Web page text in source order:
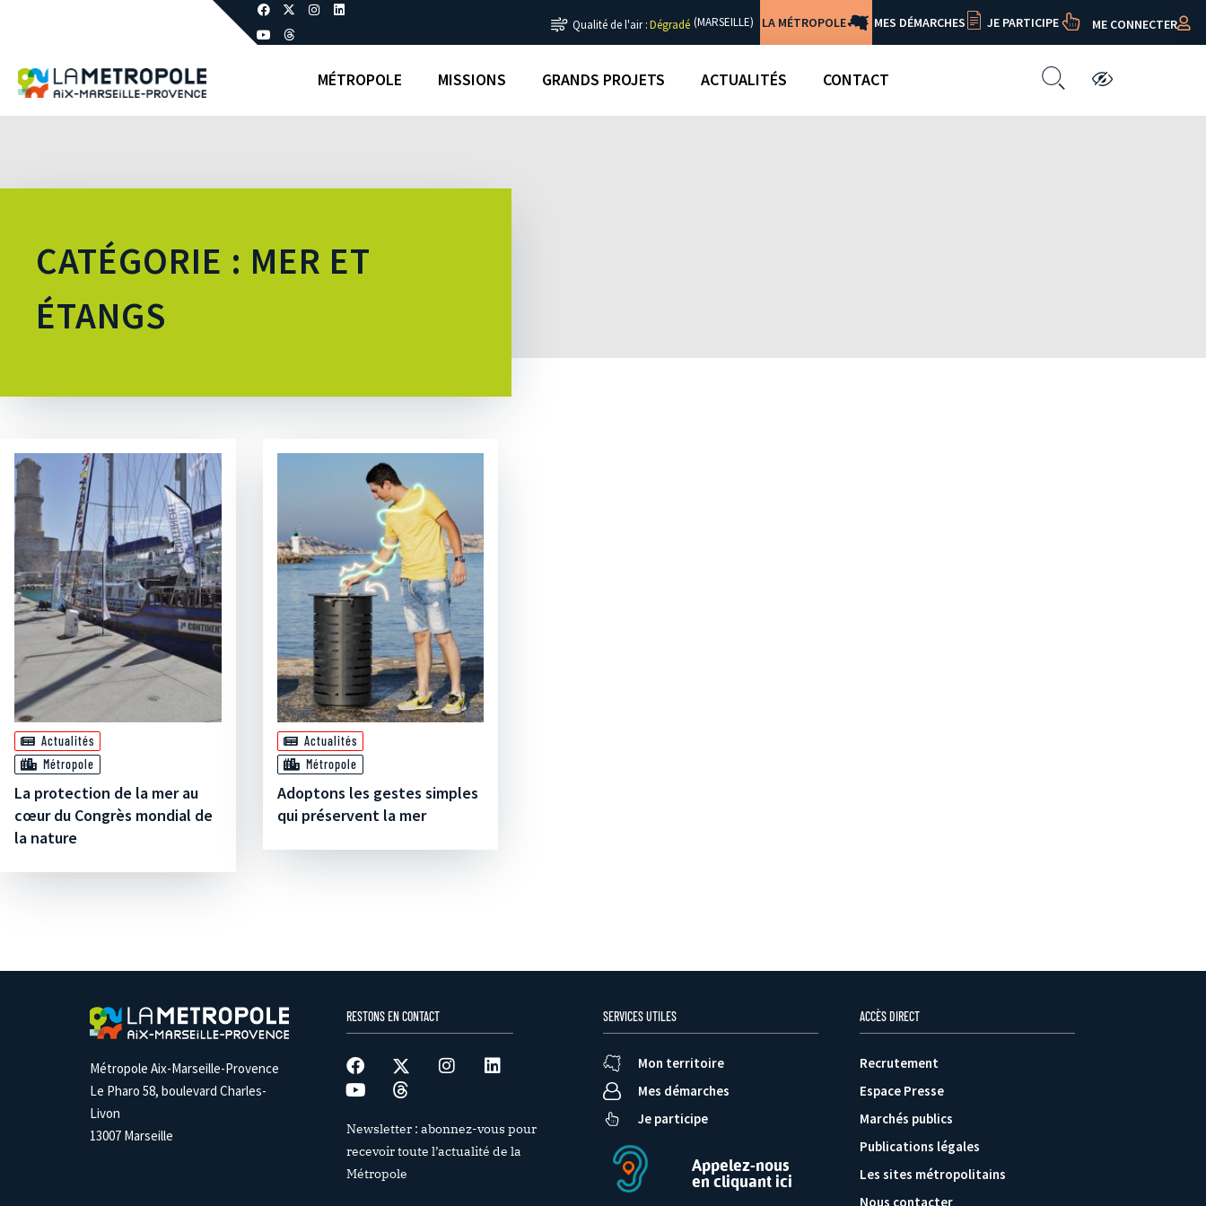
Qualité de l'air :Dégradé (MARSEILLE) LA MÉTROPOLE MES DÉMARCHES JE PARTICIPE ME CONNECTER
MÉTROPOLE MISSIONS GRANDS PROJETS ACTUALITÉS CONTACT
CATÉGORIE : MER ET
ÉTANGS
Actualités
Métropole
La protection de la mer au
cœur du Congrès mondial de
la nature
Actualités
Métropole
Adoptons les gestes simples
qui préservent la mer
Métropole Aix-Marseille-Provence
Le Pharo 58, boulevard Charles-
Livon
13007 Marseille
RESTONS EN CONTACT
Newsletter : abonnez-vous pour
recevoir toute l’actualité de la
Métropole
SERVICES UTILES
Mon territoire
Mes démarches
Je participe
Appelez-nous
en cliquant ici
ACCÈS DIRECT
Recrutement
Espace Presse
Marchés publics
Publications légales
Les sites métropolitains
Nous contacter